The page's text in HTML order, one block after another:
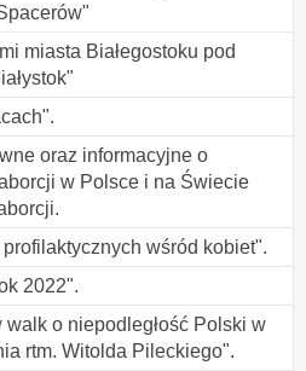
miasta Białegostoku pod
oraz informacyjne o
w Polsce i na Świecie
wśród kobiet".
2022".
o niepodległość Polski w
rtm. Witolda Pileckiego".